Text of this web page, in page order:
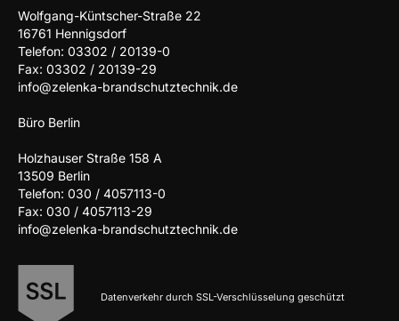
Wolfgang-Küntscher-Straße 22
16761 Hennigsdorf
Telefon: 03302 / 20139-0
Fax: 03302 / 20139-29
info@zelenka-brandschutztechnik.de
Büro Berlin
Holzhauser Straße 158 A
13509 Berlin
Telefon: 030 / 4057113-0
Fax: 030 / 4057113-29
info@zelenka-brandschutztechnik.de
Datenverkehr durch SSL-Verschlüsselung geschützt